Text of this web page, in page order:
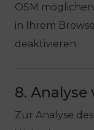
OSM
in Ihrem
deaktivieren.
8.
Zur Analyse